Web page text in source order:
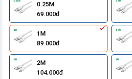
0.25M
69.000đ
1M
89.000đ
2M
104.000đ